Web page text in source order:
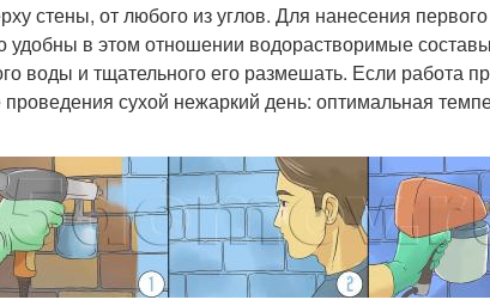
стены, от любого из углов. Для нанесения
удобны в этом отношении водорастворимые
воды и тщательного его размешать. Если работа
сухой нежаркий день: оптимальная